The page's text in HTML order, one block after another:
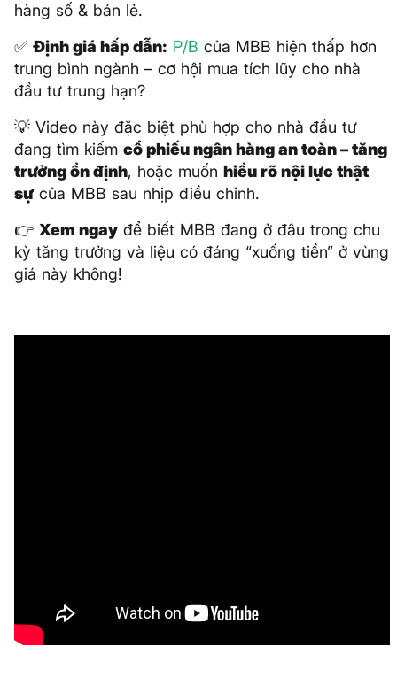
hàng số & bán lẻ.
✅ Định giá hấp dẫn: P/B của MBB hiện thấp hơn
trung bình ngành – cơ hội mua tích lũy cho nhà
đầu tư trung hạn?
💡 Video này đặc biệt phù hợp cho nhà đầu tư
đang tìm kiếm cổ phiếu ngân hàng an toàn – tăng
trưởng ổn định, hoặc muốn hiểu rõ nội lực thật
sựcủa MBB sau nhịp điều chỉnh.
👉 Xem ngay để biết MBB đang ở đâu trong chu
kỳ tăng trưởng và liệu có đáng “xuống tiền” ở vùng
giá này không!